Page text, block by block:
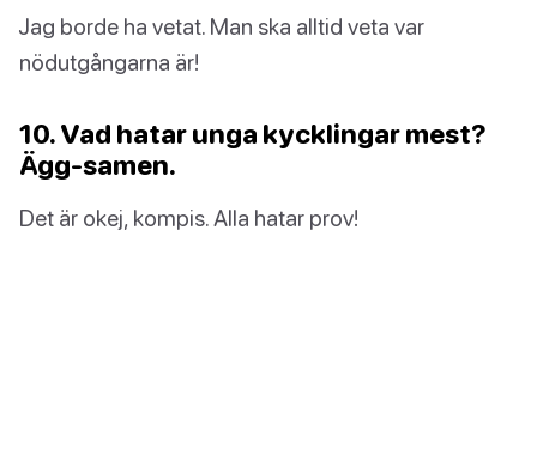
Jag borde ha vetat. Man ska alltid veta var
nödutgångarna är!
10. Vad hatar unga kycklingar mest?
Ägg-samen.
Det är okej, kompis. Alla hatar prov!